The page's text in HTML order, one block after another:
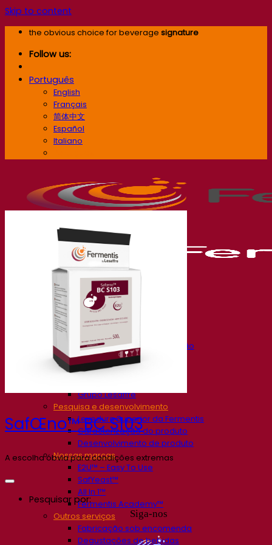
Skip to content
the obvious choice for beverage signature
Follow us:
Português
English
Français
简体中文
Español
Italiano
Nossa empresa
Sobre nós
Especialista em fermentação
O Campus Fermentis
Uma equipe apaixonada
Grupo Lesaffre
Pesquisa e desenvolvimento
Levedura Superior da Fermentis
Caracterização do produto
Desenvolvimento de produto
Nossas marcas
E2U™ – Easy To Use
SafYeast™
All In 1™
Fermentis Academy™
Outros serviços
Fabricação sob encomenda
Degustações de bebidas
SafŒno™ BC S103
A escolha óbvia para condições extremas
Siga-nos
Pesquisar por: